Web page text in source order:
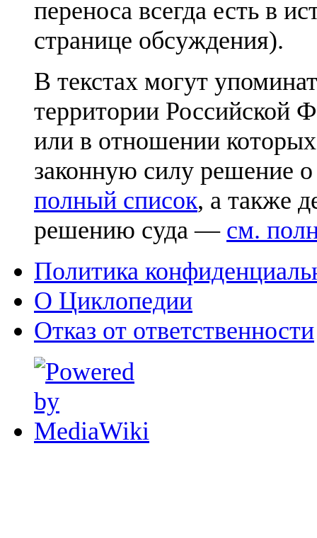
переноса всегда есть в
странице обсуждения).
В текстах могут
территории Российской
или в отношении
законную силу решение
полный список, а также
решению суда — см.
Политика
О Циклопедии
Отказ от ответственности